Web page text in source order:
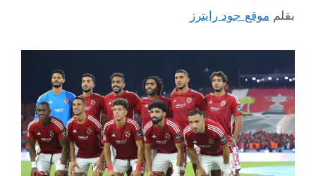
بقلم موقع جود رايترز